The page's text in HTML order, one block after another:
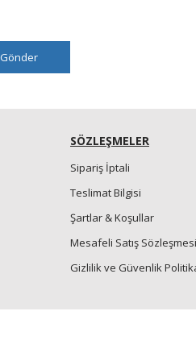
Gönder
SÖZLEŞMELER
Sipariş İptali
Teslimat Bilgisi
Şartlar & Koşullar
Mesafeli Satış Sözleşmesi
Gizlilik ve Güvenlik